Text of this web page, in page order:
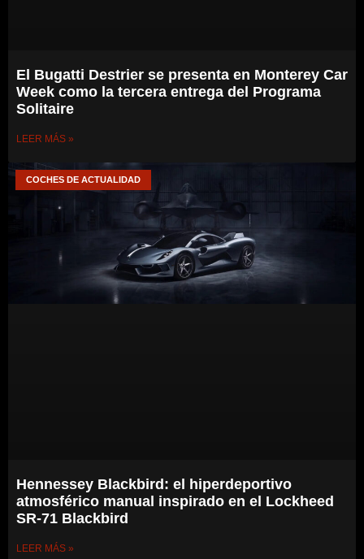
El Bugatti Destrier se presenta en Monterey Car
Week como la tercera entrega del Programa
Solitaire
LEER MÁS »
COCHES DE ACTUALIDAD
Hennessey Blackbird: el hiperdeportivo
atmosférico manual inspirado en el Lockheed
SR-71 Blackbird
LEER MÁS »